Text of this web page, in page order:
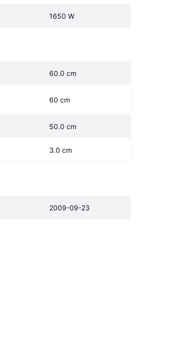
1650 W
60.0 cm
60 cm
50.0 cm
3.0 cm
2009-09-23